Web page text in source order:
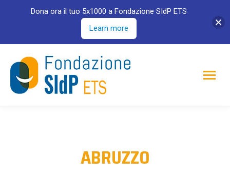
ABRUZZO
Dona ora il tuo 5x1000 a Fondazione SIdP ETS
Learn more